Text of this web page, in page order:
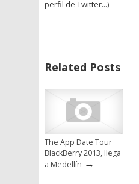
perfil de Twitter...)
Related Posts
The App Date Tour
BlackBerry 2013, llega
a Medellín →